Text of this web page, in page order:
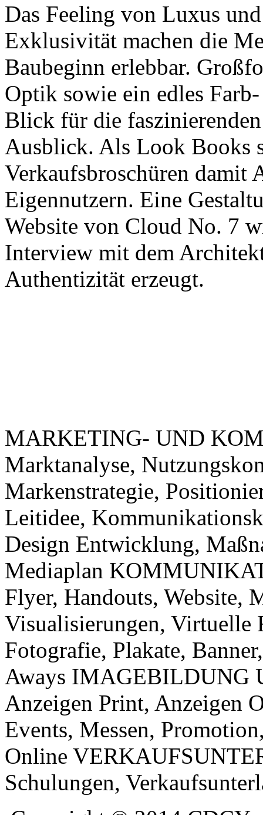
Das Feeling von Luxus
Exklusivität machen die
Baubeginn erlebbar.
Optik sowie ein edles
Blick für die
Ausblick. Als Look Books
Verkaufsbroschüren damit
Eigennutzern. Eine
Website von Cloud No. 7
Interview mit dem
Authentizität erzeugt.
MARKETING- UND
Marktanalyse,
Markenstrategie,
Leitidee,
Design Entwicklung,
Mediaplan
Flyer, Handouts, Website,
Visualisierungen, Virtuelle
Fotografie, Plakate, Banner,
Aways IMAGEBILDUNG
Anzeigen Print, Anzeigen
Events, Messen,
Online
Schulungen,